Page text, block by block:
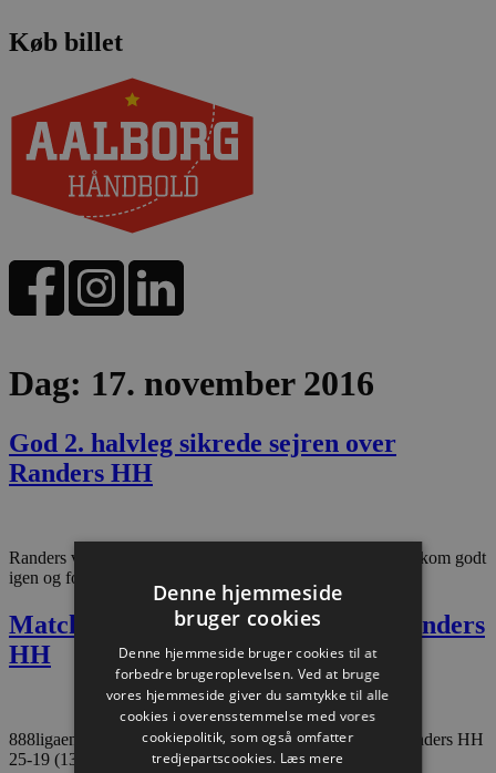
Køb billet
Dag: 17. november 2016
God 2. halvleg sikrede sejren over
Randers HH
Randers var i teten i 1. halvleg på vores svagheder, men vi kom godt
igen og forsvarede førstepladsen med sikker sejr
Matchfacts: Aalborg Håndbold – Randers
HH
888ligaen, Jutlander Bank Arena: Aalborg Håndbold – Randers HH
25-19 (13-12).
Denne hjemmeside
bruger cookies
Denne hjemmeside bruger cookies til at
forbedre brugeroplevelsen. Ved at bruge
vores hjemmeside giver du samtykke til alle
cookies i overensstemmelse med vores
cookiepolitik, som også omfatter
tredjepartscookies. Læs mere